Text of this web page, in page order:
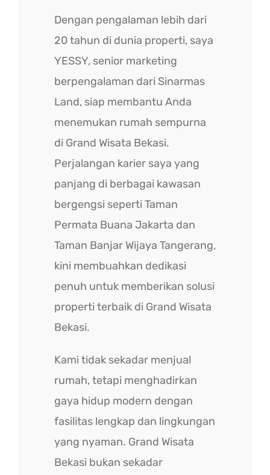
Dengan pengalaman lebih dari
20 tahun di dunia properti, saya
YESSY, senior marketing
berpengalaman dari Sinarmas
Land, siap membantu Anda
menemukan rumah sempurna
di Grand Wisata Bekasi.
Perjalangan karier saya yang
panjang di berbagai kawasan
bergengsi seperti Taman
Permata Buana Jakarta dan
Taman Banjar Wijaya Tangerang,
kini membuahkan dedikasi
penuh untuk memberikan solusi
properti terbaik di Grand Wisata
Bekasi.
Kami tidak sekadar menjual
rumah, tetapi menghadirkan
gaya hidup modern dengan
fasilitas lengkap dan lingkungan
yang nyaman. Grand Wisata
Bekasi bukan sekadar